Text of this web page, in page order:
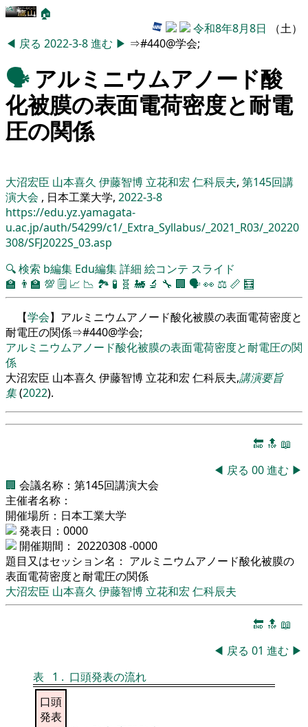
🏠
令和8年8月8日 （土）
◀ 戻る 2022-3-8進む ▶ ⇒#440@学会;
🗣️アルミニウムアノード酸
化被膜の表面電荷密度と耐電
圧の関係
大沼宏臣 山本喜久 伊藤智博 立花和宏 仁科辰夫, 第145回講
演大会 , 日本工業大学, 2022-3-8
https://edu.yz.yamagata-
u.ac.jp/auth/54299/c1/_Extra_Syllabus/_2021_R03/_20220
308/SFJ2022S_03.asp
🔍検索 b編集 Edu編集詳細 絵コンテ スライド
🏫 👨‍🏫 💯 🗒️ 📈 📉 🏞 🧪 🧬 🚂 🔬 🔧 🏢 🗣️👀 ⚖️ 📏 🧮
【学会】アルミニウムアノード酸化被膜の表面電荷密度と
耐電圧の関係⇒#440@学会;
アルミニウムアノード酸化被膜の表面電荷密度と耐電圧の関
係
大沼宏臣 山本喜久 伊藤智博 立花和宏 仁科辰夫,講演要旨
集(2022).
🔚 🔝 📖
◀ 戻る 00進む ▶
🏢 会議名称：第145回講演大会
主催者名称：
開催場所：日本工業大学
発表日：0000
開催期間： 20220308 -0000
題目又はセッション名： アルミニウムアノード酸化被膜の
表面電荷密度と耐電圧の関係
大沼宏臣 山本喜久 伊藤智博 立花和宏 仁科辰夫
🔚 🔝 📖
◀ 戻る 01 進む ▶
表
1 . 口頭発表の流れ
口頭
発表